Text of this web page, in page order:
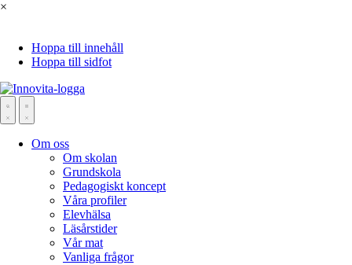
×
Hoppa till innehåll
Hoppa till sidfot
Om oss
Om skolan
Grundskola
Pedagogiskt koncept
Våra profiler
Elevhälsa
Läsårstider
Vår mat
Vanliga frågor